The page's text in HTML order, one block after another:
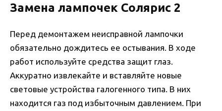
Замена лампочек Солярис 2
Перед демонтажем неисправной лампочки
обязательно дождитесь ее остывания. В ходе
работ используйте средства защит глаз.
Аккуратно извлекайте и вставляйте новые
световые устройства галогенного типа. В них
находится газ под избыточным давлением. При